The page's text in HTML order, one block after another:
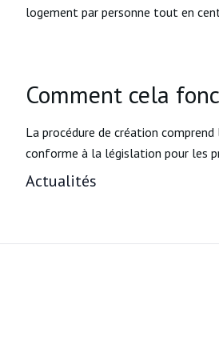
logement par personne tout en
Comment cela
La procédure de création
conforme à la législation pour les
Actualités